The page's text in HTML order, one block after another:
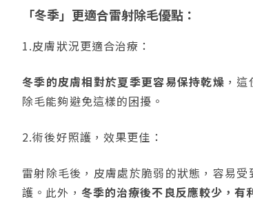
「冬季」更適合雷射除毛優點：
1.皮膚狀況更適合治療：
冬季的皮膚相對於夏季更容易保持乾燥 ，
除毛能夠避免這樣的困擾。
2.術後好照護，效果更佳：
雷射除毛後，皮膚處於脆弱的狀態，容易
護。此外， 冬季的治療後不良反應較少，有